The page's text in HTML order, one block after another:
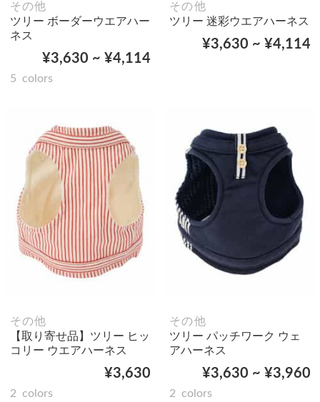
その他
ツリー ボーダーウエアハー
ネス
¥3,630 ~ ¥4,114
5 colors
その他
ツリー 迷彩ウエアハーネス
¥3,630 ~ ¥4,114
その他
【取り寄せ品】ツリー ヒッ
コリー ウエアハーネス
¥3,630
2 colors
その他
ツリー パッチワーク ウェ
アハーネス
¥3,630 ~ ¥3,960
2 colors